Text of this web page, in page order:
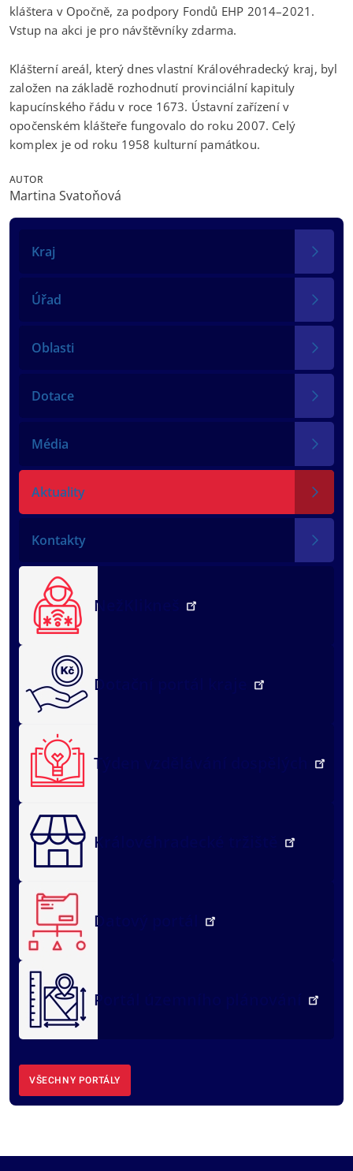
Kraj
Úřad
Oblasti
Dotace
Média
Aktuality
Kontakty
NežKlikneš
Dotační portál kraje
Týden vzdělávání dospělých
Královéhradecké tržiště
Datový portál
Portál územního plánování
VŠECHNY PORTÁLY
kláštera v Opočně, za podpory Fondů EHP 2014–2021.
Vstup na akci je pro návštěvníky zdarma.
Klášterní areál, který dnes vlastní Královéhradecký kraj, byl
založen na základě rozhodnutí provinciální kapituly
kapucínského řádu v roce 1673. Ústavní zařízení v
opočenském klášteře fungovalo do roku 2007. Celý
komplex je od roku 1958 kulturní památkou.
AUTOR
Martina Svatoňová